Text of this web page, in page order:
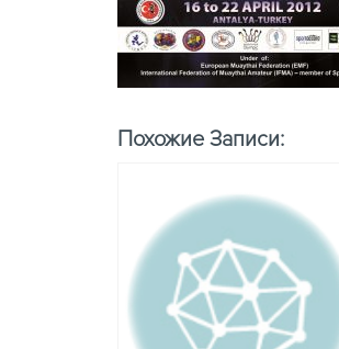
Похожие Записи: